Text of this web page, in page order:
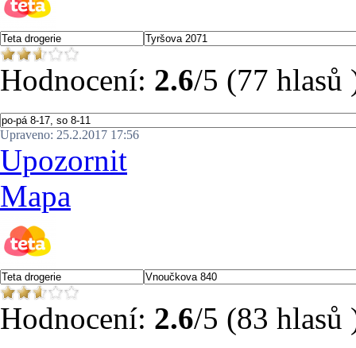
Hodnocení: 2.6/5 (77 hlasů
Upraveno: 25.2.2017 17:56
Upozornit
Mapa
Hodnocení: 2.6/5 (83 hlasů